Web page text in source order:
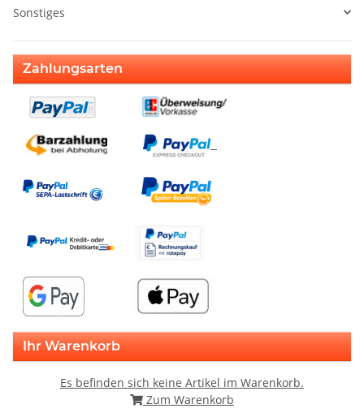
Sonstiges
Zahlungsarten
Ihr Warenkorb
Es befinden sich keine Artikel im Warenkorb.
Zum Warenkorb